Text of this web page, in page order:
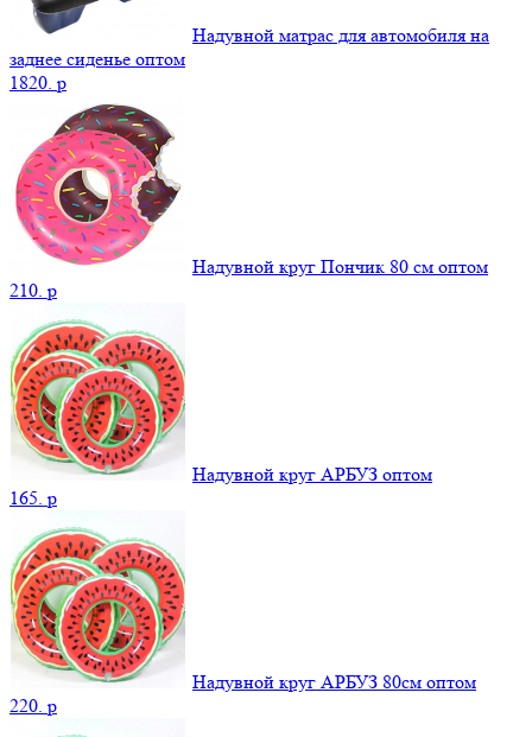
Надувной матрас для автомобиля на
заднее сиденье оптом
1820. p
Надувной круг Пончик 80 см оптом
210. p
Надувной круг АРБУЗ оптом
165. p
Надувной круг АРБУЗ 80см оптом
220. p